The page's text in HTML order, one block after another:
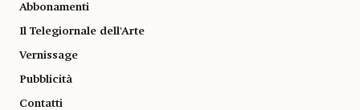
Abbonamenti
Il Telegiornale dell'Arte
Vernissage
Pubblicità
Contatti